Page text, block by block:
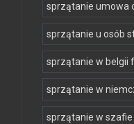
sprzątanie umowa
sprzątanie u osób
sprzątanie w belgii
sprzątanie w
sprzątanie w szafie